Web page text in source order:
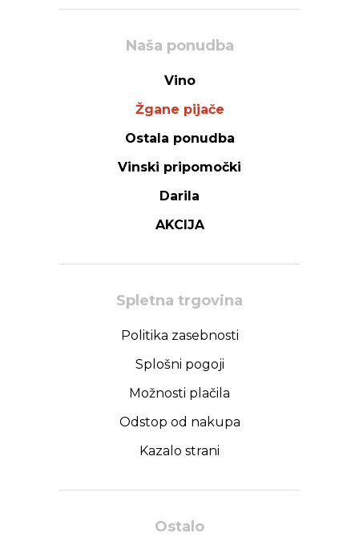
Naša ponudba
Vino
Žgane pijače
Ostala ponudba
Vinski pripomočki
Darila
AKCIJA
Spletna trgovina
Politika zasebnosti
Splošni pogoji
Možnosti plačila
Odstop od nakupa
Kazalo strani
Ostalo